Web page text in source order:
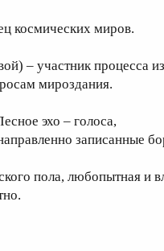
космических миров.
– участник процесса
мироздания.
эхо – голоса,
записанные
пола, любопытная и